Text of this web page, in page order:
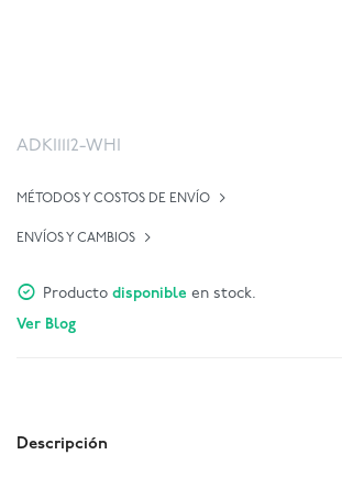
ADKI1112-WHI
MÉTODOS Y COSTOS DE ENVÍO
ENVÍOS Y CAMBIOS
Producto disponible en stock.
Ver Blog
Descripción